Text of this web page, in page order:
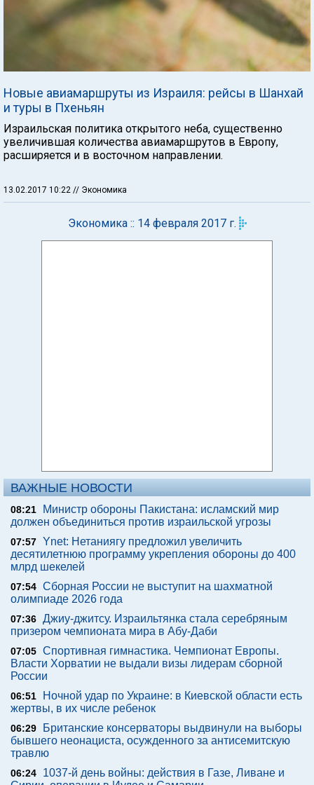
Новые авиамаршруты из Израиля: рейсы в Шанхай
и туры в Пхеньян
Израильская политика открытого неба, существенно
увеличившая количества авиамаршрутов в Европу,
расширяется и в восточном направлении.
13.02.2017 10:22 // Экономика
Экономика :: 14 февраля 2017 г.
ВАЖНЫЕ НОВОСТИ
08:21
Министр обороны Пакистана: исламский мир
должен объединиться против израильской угрозы
07:57 Ynet: Нетаниягу предложил увеличить
десятилетнюю программу укрепления обороны до 400
млрд шекелей
07:54 Сборная России не выступит на шахматной
олимпиаде 2026 года
07:36 Джиу-джитсу. Израильтянка стала серебряным
призером чемпионата мира в Абу-Даби
07:05 Спортивная гимнастика. Чемпионат Европы.
Власти Хорватии не выдали визы лидерам сборной
России
06:51
Ночной удар по Украине: в Киевской области есть
жертвы, в их числе ребенок
06:29
Британские консерваторы выдвинули на выборы
бывшего неонациста, осужденного за антисемитскую
травлю
06:24
1037-й день войны: действия в Газе, Ливане и